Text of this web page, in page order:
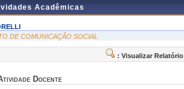
Acadêmicas
DE COMUNICAÇÃO SOCIAL
: Visualizar Relatório
Docente